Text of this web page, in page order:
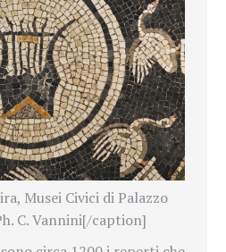
Musei Civici di Palazzo
C. Vannini[/caption]